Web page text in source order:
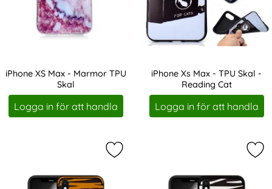
iPhone XS Max - Marmor TPU
Skal
Art. nr 3588
Logga in för att handla
iPhone Xs Max - TPU Skal -
Reading Cat
Art. nr 4325
Logga in för att handla
Markera iPhone XS Max - NXE